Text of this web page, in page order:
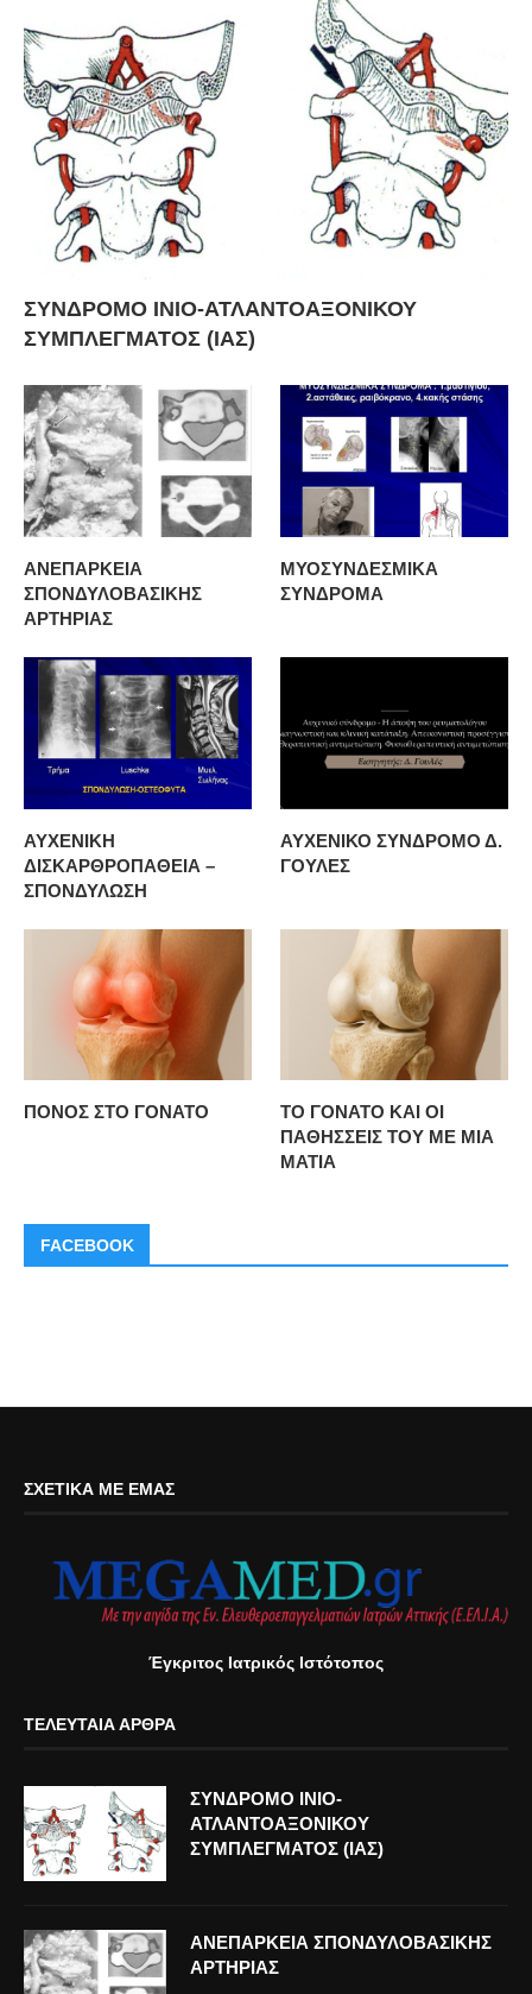
ΣΥΝΔΡΟΜΟ ΙΝΙΟ-ΑΤΛΑΝΤΟΑΞΟΝΙΚΟΥ
ΣΥΜΠΛΕΓΜΑΤΟΣ (ΙΑΣ)
ΑΝΕΠΑΡΚΕΙΑ
ΣΠΟΝΔΥΛΟΒΑΣΙΚΗΣ
ΑΡΤΗΡΙΑΣ
ΜΥΟΣΥΝΔΕΣΜΙΚΑ
ΣΥΝΔΡΟΜΑ
ΑΥΧΕΝΙΚΗ
ΔΙΣΚΑΡΘΡΟΠΑΘΕΙΑ –
ΣΠΟΝΔΥΛΩΣΗ
ΑΥΧΕΝΙΚΟ ΣΥΝΔΡΟΜΟ Δ.
ΓΟΥΛΕΣ
ΠΟΝΟΣ ΣΤΟ ΓΟΝΑΤΟ
ΤΟ ΓΟΝΑΤΟ ΚΑΙ ΟΙ
ΠΑΘΗΣΣΕΙΣ ΤΟΥ ΜΕ ΜΙΑ
ΜΑΤΙΑ
FACEBOOK
ΣΧΕΤΙΚΆ ΜΕ ΕΜΆΣ
Έγκριτος Ιατρικός Ιστότοπος
ΤΕΛΕΥΤΑΊΑ ΆΡΘΡΑ
ΣΥΝΔΡΟΜΟ ΙΝΙΟ-
ΑΤΛΑΝΤΟΑΞΟΝΙΚΟΥ
ΣΥΜΠΛΕΓΜΑΤΟΣ (ΙΑΣ)
ΑΝΕΠΑΡΚΕΙΑ ΣΠΟΝΔΥΛΟΒΑΣΙΚΗΣ
ΑΡΤΗΡΙΑΣ